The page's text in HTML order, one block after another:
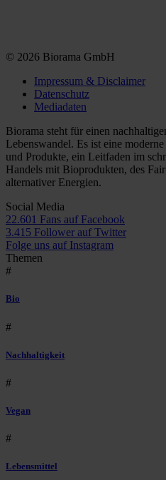
© 2026 Biorama GmbH
Impressum & Disclaimer
Datenschutz
Mediadaten
Biorama steht für einen
Lebenswandel. Es ist eine
und Produkte, ein Leitfaden im
Handels mit Bioprodukten, des
alternativer Energien.
Social Media
22.601 Fans auf Facebook
3.415 Follower auf Twitter
Folge uns auf Instagram
Themen
#
Bio
#
Nachhaltigkeit
#
Vegan
#
Lebensmittel